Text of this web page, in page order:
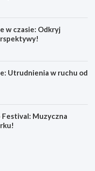
w czasie: Odkryj
Utrudnienia w ruchu od
Muzyczna